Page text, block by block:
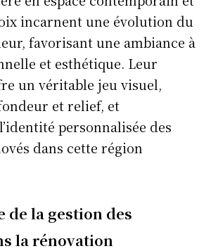
incarnent une évolution du
favorisant une ambiance à
et esthétique. Leur
un véritable jeu visuel,
et relief, et
personnalisée des
dans cette région
de la gestion des
la rénovation